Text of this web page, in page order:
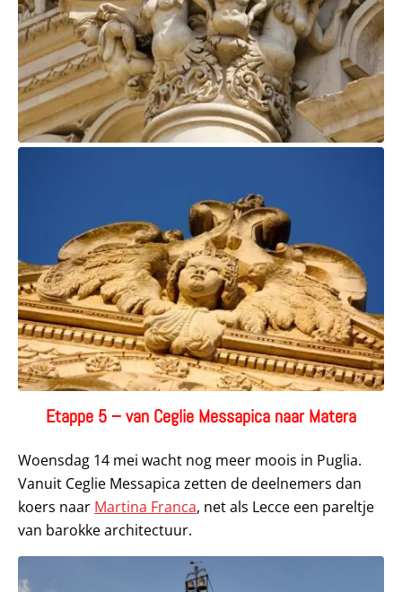
Etappe 5 – van Ceglie Messapica naar Matera
Woensdag 14 mei wacht nog meer moois in Puglia.
Vanuit Ceglie Messapica zetten de deelnemers dan
koers naar Martina Franca, net als Lecce een pareltje
van barokke architectuur.